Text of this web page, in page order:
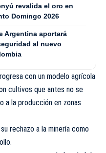
revalida el oro en
Domingo 2026
Argentina aportará
al nuevo
con un modelo agrícola
cultivos que antes no se
a la producción en zonas
rechazo a la minería como